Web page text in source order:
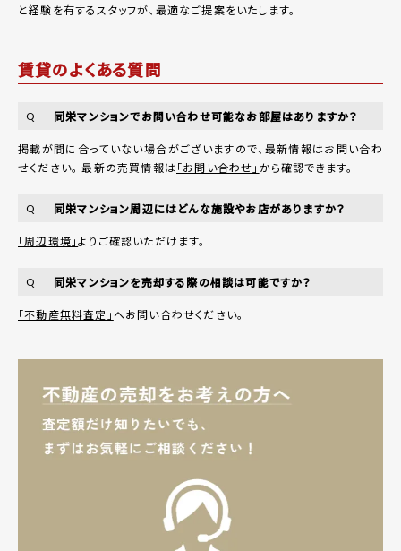
と経験を有するスタッフが、最適なご提案をいたします。
賃貸のよくある質問
Q 同栄マンションでお問い合わせ可能なお部屋はありますか？
掲載が間に合っていない場合がございますので、最新情報はお問い合わ
せください。 最新の売買情報は「お問い合わせ」 から確認できます。
Q 同栄マンション周辺にはどんな施設やお店がありますか？
「周辺環境」よりご確認いただけます。
Q 同栄マンションを売却する際の相談は可能ですか？
「不動産無料査定」へお問い合わせください。